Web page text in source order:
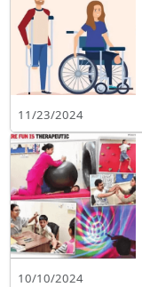
11/23/2024
10/10/2024